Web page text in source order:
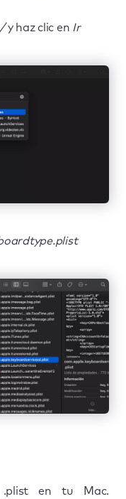
y haz clic en Ir
.plist en tu Mac.